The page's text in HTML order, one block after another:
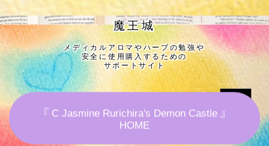
Cジャスミン瑠璃地楽の主な活動先リンク集
プロフィール
アロマハーブアンケート
おすすめ商品＆レビュー
魔王城
メディカルアロマやハーブの勉強や
安全に使用購入するための
サポートサイト
『 C Jasmine Rurichira's Demon Castle 』
HOME